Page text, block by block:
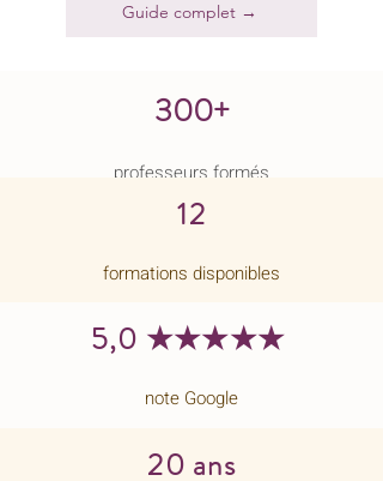
Guide complet →
300+
professeurs formés
12
formations disponibles
5,0 ★★★★★
note Google
20 ans